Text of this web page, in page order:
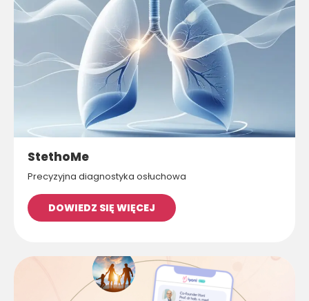
StethoMe
Precyzyjna diagnostyka osłuchowa
DOWIEDZ SIĘ WIĘCEJ